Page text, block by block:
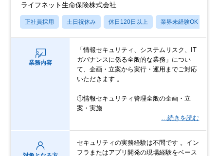
ライフネット生命保険株式会社
正社員採用 土日祝休み 休日120日以上 業界未経験OK
業務内容
「情報セキュリティ、システムリスク、IT
ガバナンスに係る全般的な業務」につい
て、企画・立案から実行・運用までご対応
いただきます 。
①情報セキュリティ管理全般の企画・立
案・実施
…続きを読む
セキュリティの実務経験は不問です 。イン
フラまたはアプリ開発の現場経験をベース